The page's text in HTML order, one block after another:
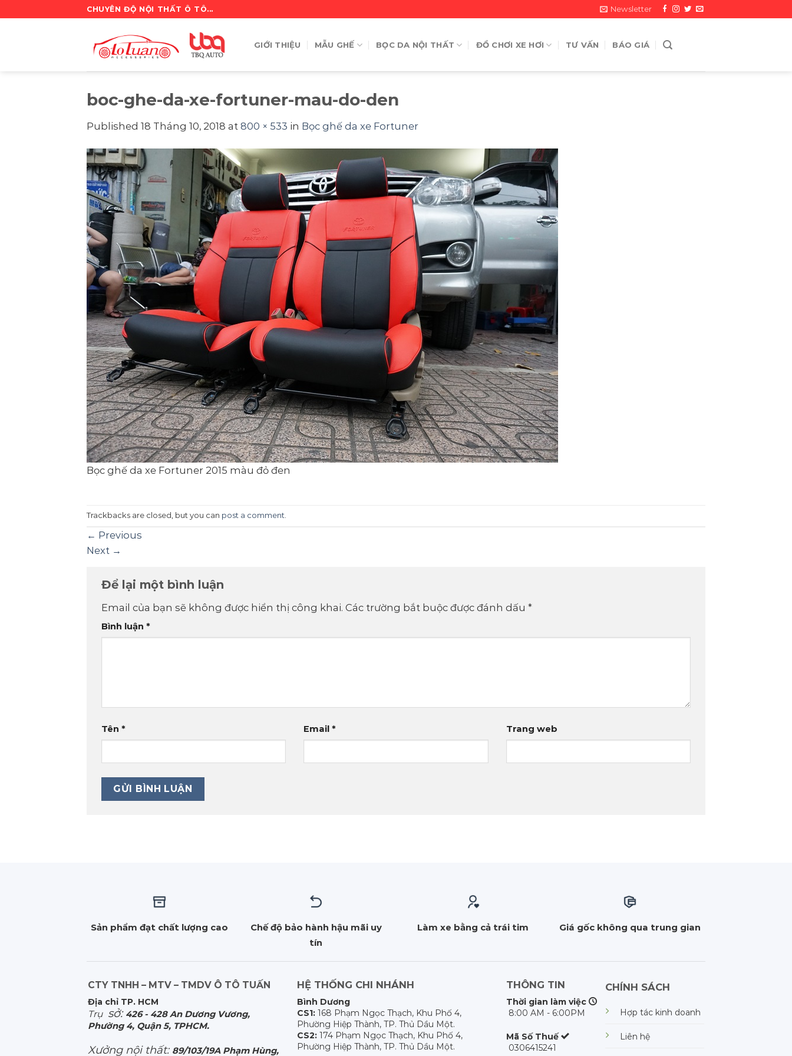
CHUYÊN ĐỘ NỘI THẤT Ô TÔ... Newsletter
GIỚI THIỆU MẪU GHẾ BỌC DA NỘI THẤT ĐỒ CHƠI XE HƠI TƯ VẤN BÁO GIÁ
boc-ghe-da-xe-fortuner-mau-do-den
Published 18 Tháng 10, 2018 at 800 × 533 in Bọc ghế da xe Fortuner
Bọc ghế da xe Fortuner 2015 màu đỏ đen
Trackbacks are closed, but you can post a comment.
← Previous
Next →
Để lại một bình luận
Email của bạn sẽ không được hiển thị công khai. Các trường bắt buộc được đánh dấu *
Bình luận *
Tên * Email* Trang web
Sản phẩm đạt chất lượng cao
Chế độ bảo hành hậu mãi uy
tín
Làm xe bằng cả trái tim Giá gốc không qua trung gian
CTY TNHH – MTV – TMDV Ô TÔ TUẤN
Địa chỉ TP. HCM
Trụ sở: 426 - 428 An Dương Vương,
Phường 4, Quận 5, TPHCM.
Xưởng nội thất: 89/103/19A Phạm Hùng,
HỆ THỐNG CHI NHÁNH
Bình Dương
CS1: 168 Phạm Ngọc Thạch, Khu Phố 4,
Phường Hiệp Thành, TP. Thủ Dầu Một.
CS2: 174 Phạm Ngọc Thạch, Khu Phố 4,
Phường Hiệp Thành, TP. Thủ Dầu Một.
THÔNG TIN
Thời gian làm việc
8:00 AM - 6:00PM
Mã Số Thuế
0306415241
CHÍNH SÁCH
Hợp tác kinh doanh
Liên hệ